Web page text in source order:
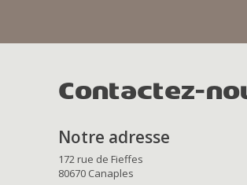
Contactez-
Notre adresse
172 rue de Fieffes
80670 Canaples